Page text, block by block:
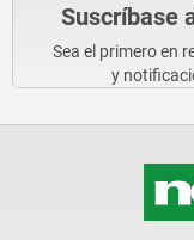
Suscríbase
Sea el primero en
y